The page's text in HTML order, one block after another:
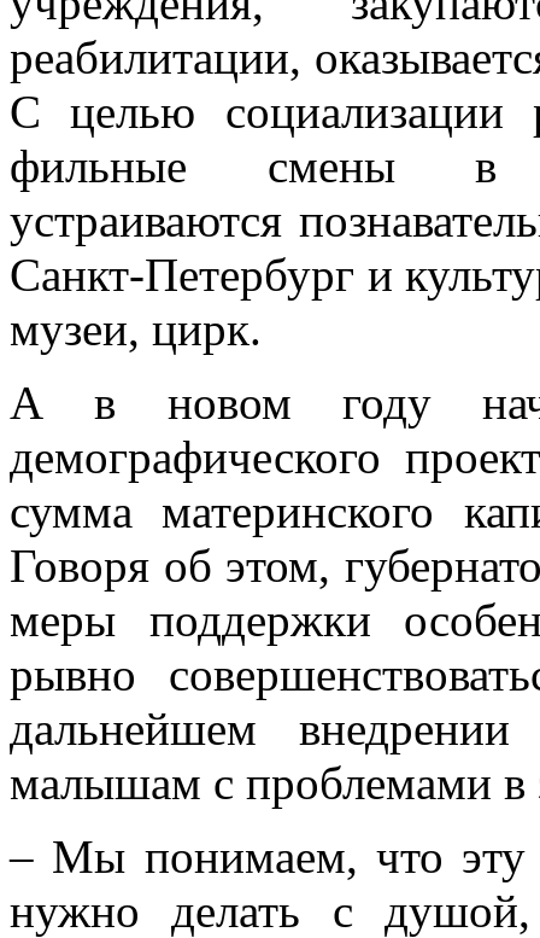
учреждения,
реабилитации,
С целью социализации
фильные смены в
устраиваются
Санкт-Петербург и
музеи, цирк.
А в новом году
демографического
сумма материнского
Говоря об этом,
меры поддержки
рывно
дальнейшем
малышам с проблемами в
– Мы понимаем, что эту